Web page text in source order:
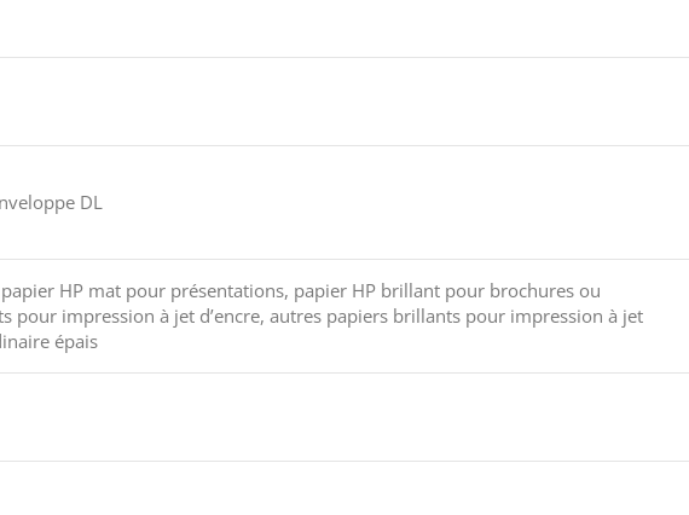
DL
HP mat pour présentations, papier HP brillant pour brochures ou
impression à jet d’encre, autres papiers brillants pour impression à jet
épais